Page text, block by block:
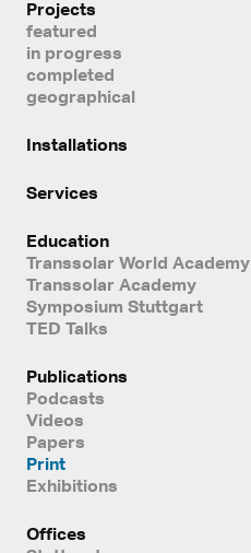
Projects
featured
in progress
completed
geographical
Installations
Services
Education
Transsolar World Academy
Transsolar Academy
Symposium Stuttgart
TED Talks
Publications
Podcasts
Videos
Papers
Print
Exhibitions
Offices